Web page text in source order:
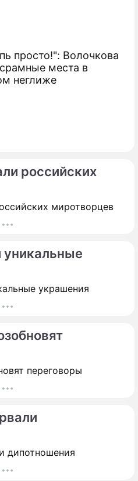
просто!": Волочкова
места в
неглиже
российских